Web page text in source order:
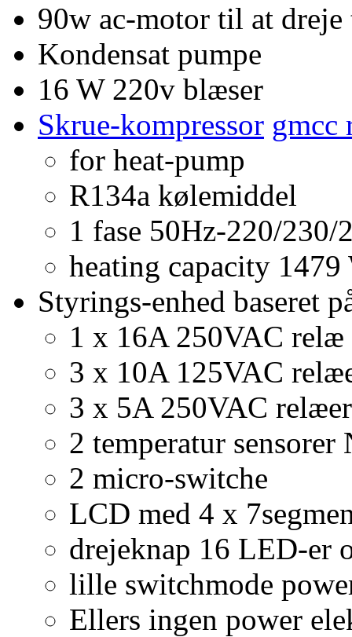
90w ac-motor til at
Kondensat pumpe
16 W 220v blæser
Skrue-kompressor gmcc
for heat-pump
R134a kølemiddel
1 fase 50Hz-220/230/
heating capacity
Styrings-enhed baseret
1 x 16A 250VAC relæ
3 x 10A 125VAC
3 x 5A 250VAC relæer
2 temperatur
2 micro-switche
LCD med 4 x
drejeknap 16 LED-er
lille switchmode
Ellers ingen power